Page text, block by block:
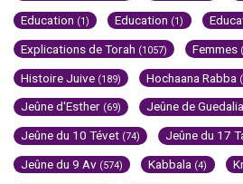
Education (1) Education (1)
Explications de Torah (1057) Femmes
Histoire Juive (189) Hochaana Rabba
Jeûne d'Esther (69) Jeûne de Guedalia
Jeûne du 10 Tévet (74) Jeûne du 17
Jeûne du 9 Av (574) Kabbala (4)